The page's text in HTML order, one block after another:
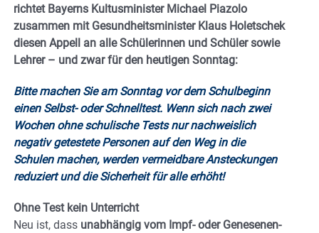
richtet Bayerns Kultusminister Michael Piazolo
zusammen mit Gesundheitsminister Klaus Holetschek
diesen Appell an alle Schülerinnen und Schüler sowie
Lehrer – und zwar für den heutigen Sonntag:
Bitte machen Sie am Sonntag vor dem Schulbeginn
einen Selbst- oder Schnelltest. Wenn sich nach zwei
Wochen ohne schulische Tests nur nachweislich
negativ getestete Personen auf den Weg in die
Schulen machen, werden vermeidbare Ansteckungen
reduziert und die Sicherheit für alle erhöht!
Ohne Test kein Unterricht
Neu ist, dass unabhängig vom Impf- oder Genesenen-